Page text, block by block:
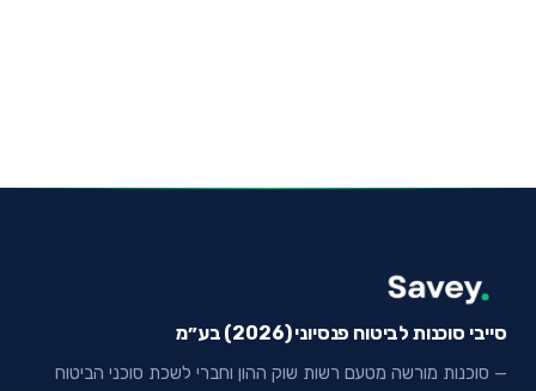
סייבי סוכנות לביטוח פנסיוני (2026) בע״מ
— סוכנות מורשה מטעם רשות שוק ההון וחברי לשכת סוכני הביטוח